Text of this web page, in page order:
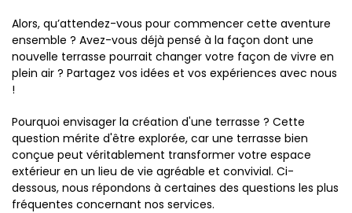
Alors, qu’attendez-vous pour commencer cette aventure
ensemble ? Avez-vous déjà pensé à la façon dont une
nouvelle terrasse pourrait changer votre façon de vivre en
plein air ? Partagez vos idées et vos expériences avec nous
!
Pourquoi envisager la création d'une terrasse ? Cette
question mérite d'être explorée, car une terrasse bien
conçue peut véritablement transformer votre espace
extérieur en un lieu de vie agréable et convivial. Ci-
dessous, nous répondons à certaines des questions les plus
fréquentes concernant nos services.